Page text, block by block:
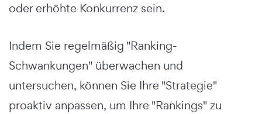
oder erhöhte Konkurrenz sein.
Indem Sie regelmäßig "Ranking-
Schwankungen" überwachen und
untersuchen, können Sie Ihre "Strategie"
proaktiv anpassen, um Ihre "Rankings" zu